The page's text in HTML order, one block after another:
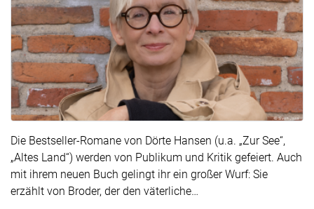
Die Bestseller-Romane von Dörte Hansen (u.a. „Zur See“,
„Altes Land“) werden von Publikum und Kritik gefeiert. Auch
mit ihrem neuen Buch gelingt ihr ein großer Wurf: Sie
erzählt von Broder, der den väterliche…